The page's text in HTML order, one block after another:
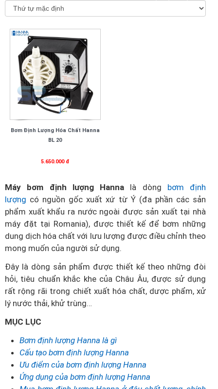
Bơm Định Lượng Hóa Chất Hanna
BL 20
5.650.000 đ
Máy bơm định lượng Hanna là dòng bơm định
lượng có nguồn gốc xuất xứ từ Ý (đa phần các sản
phẩm xuất khẩu ra nước ngoài được sản xuất tại nhà
máy đặt tại Romania), được thiết kế để bơm những
dung dịch hóa chất với lưu lượng được điều chỉnh theo
mong muốn của người sử dụng.
Đây là dòng sản phẩm được thiết kế theo những đòi
hỏi, tiêu chuẩn khắc khe của Châu Âu, được sử dụng
rất rộng rãi trong chiết xuất hóa chất, dược phẩm, xử
lý nước thải, khử trùng…
MỤC LỤC
Bơm định lượng Hanna là gì
Cấu tạo bơm định lượng Hanna
Ưu điểm của bơm định lượng Hanna
Ứng dụng của bơm định lượng Hanna